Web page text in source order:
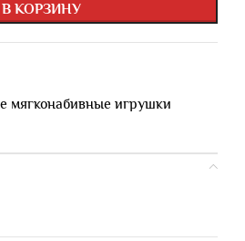
В КОРЗИНУ
мягконабивные игрушки